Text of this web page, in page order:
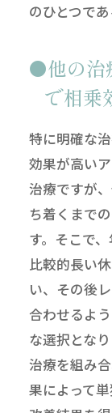
のひとつで
他の
で相乗
特に明確な
効果が高い
治療ですが
ち着くまで
す。そこで
比較的長い
い、その後
合わせるよ
な選択とな
治療を組み
果によって